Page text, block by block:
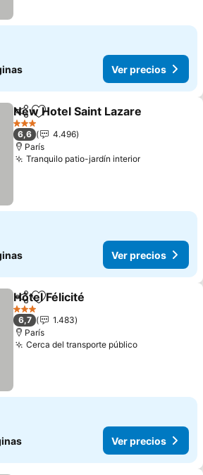
Ver precios
CompartirAgregar a favoritos
New Hotel Saint Lazare
3 Estrellas
6,6
4.496
París
Tranquilo patio-jardín interior
Ver precios
CompartirAgregar a favoritos
Hôtel Félicité
3 Estrellas
6,7
1.483
París
Cerca del transporte público
Ver precios